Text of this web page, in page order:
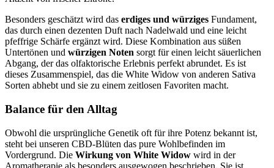
Besonders geschätzt wird das erdiges und würziges Fundament,
das durch einen dezenten Duft nach Nadelwald und eine leicht
pfeffrige Schärfe ergänzt wird. Diese Kombination aus süßen
Untertönen und würzigen Noten sorgt für einen leicht säuerlichen
Abgang, der das olfaktorische Erlebnis perfekt abrundet. Es ist
dieses Zusammenspiel, das die White Widow von anderen Sativa
Sorten abhebt und sie zu einem zeitlosen Favoriten macht.
Balance für den Alltag
Obwohl die ursprüngliche Genetik oft für ihre Potenz bekannt ist,
steht bei unseren CBD-Blüten das pure Wohlbefinden im
Vordergrund. Die Wirkung von White Widow wird in der
Aromatherapie als besonders ausgewogen beschrieben. Sie ist